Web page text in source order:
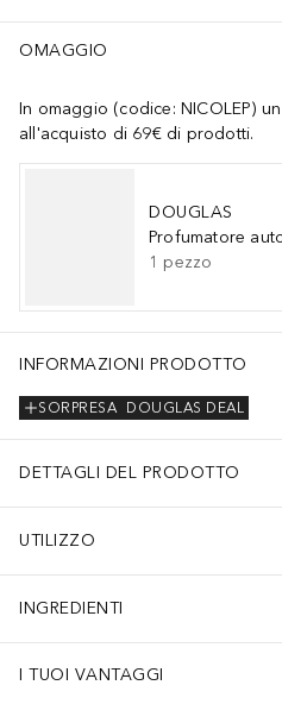
OMAGGIO
In omaggio (codice: NICOLEP)
all'acquisto di 69€ di prodotti.
DOUGLAS
Profumatore
1 pezzo
INFORMAZIONI PRODOTTO
DOUGLAS DEAL
SORPRESA
DETTAGLI DEL PRODOTTO
UTILIZZO
INGREDIENTI
I TUOI VANTAGGI